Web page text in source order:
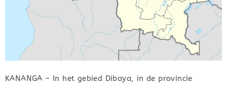
KANANGA – In het gebied Dibaya, in de provincie